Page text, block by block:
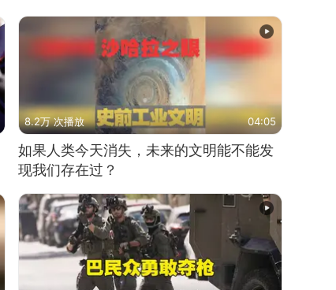
8.2万 次播放 04:05
如果人类今天消失，未来的文明能不能发
现我们存在过？